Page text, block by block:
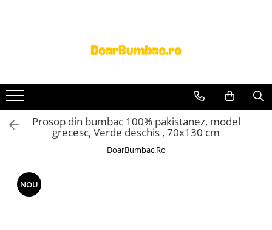
SET 5 Prosoape 100% Bumbac
Prosop din bumbac 100% pakistanez, model
grecesc, Verde deschis , 70x130 cm
DoarBumbac.Ro
NOU